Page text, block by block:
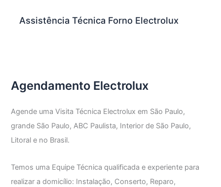
Assistência Técnica Forno Electrolux
Agendamento Electrolux
Agende uma Visita Técnica Electrolux em São Paulo,
grande São Paulo, ABC Paulista, Interior de São Paulo,
Litoral e no Brasil.
Temos uma Equipe Técnica qualificada e experiente para
realizar a domicílio: Instalação, Conserto, Reparo,